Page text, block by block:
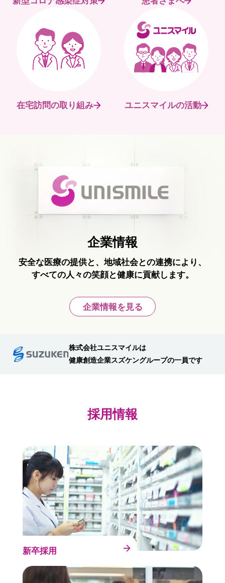
在宅訪問の取り組み ユニスマイルの活動
企業情報
安全な医療の提供と、地域社会との連携により、
すべての人々の笑顔と健康に貢献します。
企業情報を見る
株式会社ユニスマイルは
健康創造企業スズケングループの一員です
採用情報
新卒採用